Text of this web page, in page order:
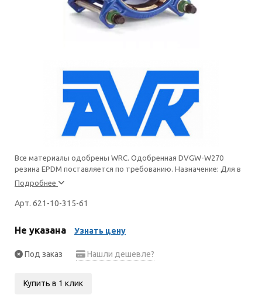
Все материалы одобрены WRC. Одобренная DVGW-W270
резина EPDM поставляется по требованию. Назначение: Для в
Подробнее
Арт. 621-10-315-61
Не указана Узнать цену
Под заказ Нашли дешевле?
Купить в 1 клик